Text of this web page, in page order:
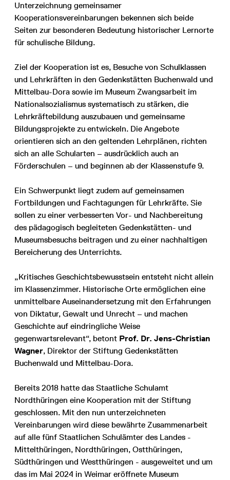
Unterzeichnung gemeinsamer
Kooperationsvereinbarungen bekennen sich beide
Seiten zur besonderen Bedeutung historischer Lernorte
für schulische Bildung.
Ziel der Kooperation ist es, Besuche von Schulklassen
und Lehrkräften in den Gedenkstätten Buchenwald und
Mittelbau-Dora sowie im Museum Zwangsarbeit im
Nationalsozialismus systematisch zu stärken, die
Lehrkräftebildung auszubauen und gemeinsame
Bildungsprojekte zu entwickeln. Die Angebote
orientieren sich an den geltenden Lehrplänen, richten
sich an alle Schularten – ausdrücklich auch an
Förderschulen – und beginnen ab der Klassenstufe 9.
Ein Schwerpunkt liegt zudem auf gemeinsamen
Fortbildungen und Fachtagungen für Lehrkräfte. Sie
sollen zu einer verbesserten Vor- und Nachbereitung
des pädagogisch begleiteten Gedenkstätten- und
Museumsbesuchs beitragen und zu einer nachhaltigen
Bereicherung des Unterrichts.
„Kritisches Geschichtsbewusstsein entsteht nicht allein
im Klassenzimmer. Historische Orte ermöglichen eine
unmittelbare Auseinandersetzung mit den Erfahrungen
von Diktatur, Gewalt und Unrecht – und machen
Geschichte auf eindringliche Weise
gegenwartsrelevant“, betont Prof. Dr. Jens-Christian
Wagner, Direktor der Stiftung Gedenkstätten
Buchenwald und Mittelbau-Dora.
Bereits 2018 hatte das Staatliche Schulamt
Nordthüringen eine Kooperation mit der Stiftung
geschlossen. Mit den nun unterzeichneten
Vereinbarungen wird diese bewährte Zusammenarbeit
auf alle fünf Staatlichen Schulämter des Landes -
Mittelthüringen, Nordthüringen, Ostthüringen,
Südthüringen und Westthüringen - ausgeweitet und um
das im Mai 2024 in Weimar eröffnete Museum